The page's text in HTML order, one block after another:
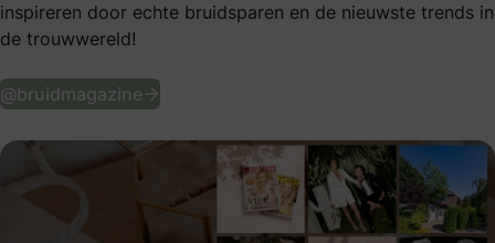
inspireren door echte bruidsparen en de nieuwste trends in
de trouwwereld!
@bruidmagazine Volg ons op Instagram